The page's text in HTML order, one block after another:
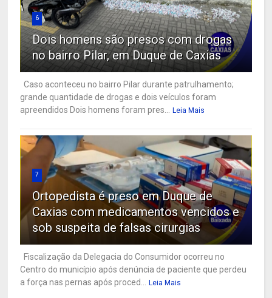
6
Dois homens são presos com drogas
no bairro Pilar, em Duque de Caxias
Caso aconteceu no bairro Pilar durante patrulhamento;
grande quantidade de drogas e dois veículos foram
apreendidos Dois homens foram pres...
Leia Mais
7
Ortopedista é preso em Duque de
Caxias com medicamentos vencidos e
sob suspeita de falsas cirurgias
Fiscalização da Delegacia do Consumidor ocorreu no
Centro do município após denúncia de paciente que perdeu
a força nas pernas após proced...
Leia Mais